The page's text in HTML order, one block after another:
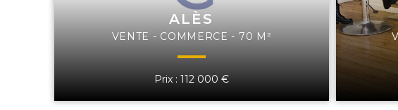
ALÈS
VENTE - COMMERCE - 70 M²
Prix : 112 000 €